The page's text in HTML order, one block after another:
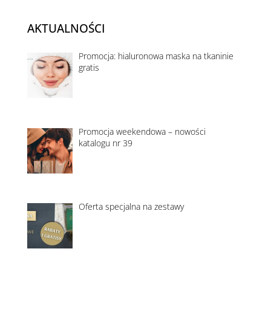
AKTUALNOŚCI
Promocja: hialuronowa maska na tkaninie
gratis
Promocja weekendowa – nowości
katalogu nr 39
Oferta specjalna na zestawy